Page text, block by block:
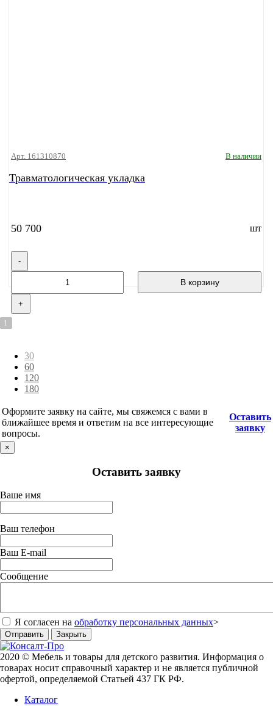
Арт. 161310870 В наличии
Травматологическая укладка
50 700 шт
-
+
В корзину
1
30
60
120
180
Оформите заявку на сайте, мы свяжемся с вами в
ближайшее время и ответим на все интересующие
вопросы.
Оставить
заявку
×
Оставить заявку
Ваше имя
Ваш телефон
Ваш E-mail
Сообщение
Я согласен на обработку персональных данных>
Отправить Закрыть
2020 © Мебель и товары для детского развития. Информация о
товарах носит справочный характер и не является публичной
офертой, определяемой Статьей 437 ГК РФ.
Каталог